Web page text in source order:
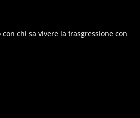
chi sa vivere la trasgressione con